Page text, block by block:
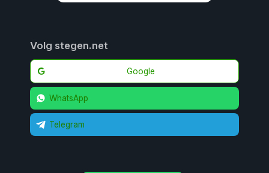
Volg stegen.net
Google
WhatsApp
Telegram